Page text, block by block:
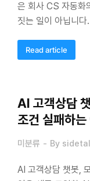
은 회사 CS 자동화
짓는 일이 아닙니
Read article
AI 고객상담
조건 실패하는
미분류 By
AI 고객상담 챗봇,